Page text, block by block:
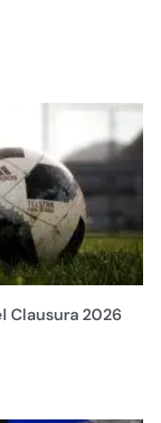
Clausura 2026